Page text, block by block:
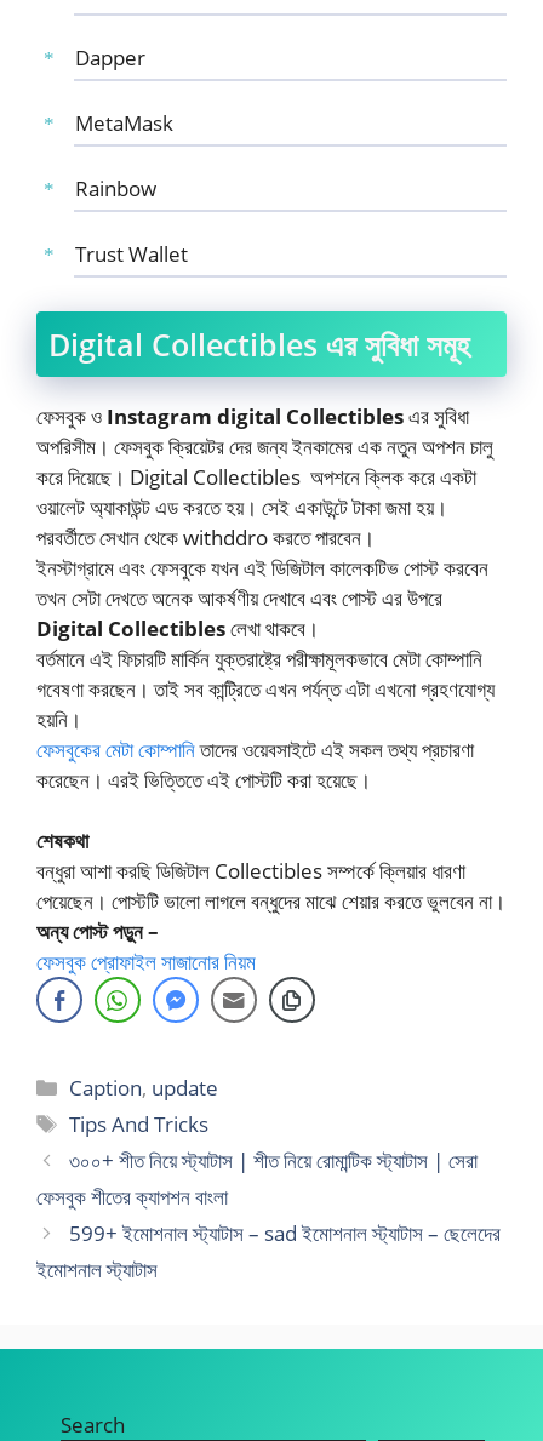
Dapper
MetaMask
Rainbow
Trust Wallet
Digital Collectibles এর সুবিধা সমূহ
ফেসবুক ও Instagram digital Collectiblesএর সুবিধা
অপরিসীম। ফেসবুক ক্রিয়েটর দের জন্য ইনকামের এক নতুন অপশন চালু
করে দিয়েছে। Digital Collectibles অপশনে ক্লিক করে একটা
ওয়ালেট অ্যাকাউন্ট এড করতে হয়। সেই একাউন্টে টাকা জমা হয়।
পরবর্তীতে সেখান থেকে withddro করতে পারবেন।
ইনস্টাগ্রামে এবং ফেসবুকে যখন এই ডিজিটাল কালেকটিভ পোস্ট করবেন
তখন সেটা দেখতে অনেক আকর্ষণীয় দেখাবে এবং পোস্ট এর উপরে
Digital Collectiblesলেখা থাকবে।
বর্তমানে এই ফিচারটি মার্কিন যুক্তরাষ্ট্রে পরীক্ষামূলকভাবে মেটা কোম্পানি
গবেষণা করছেন। তাই সব কান্ট্রিতে এখন পর্যন্ত এটা এখনো গ্রহণযোগ্য
হয়নি।
ফেসবুকের মেটা কোম্পানিতাদের ওয়েবসাইটে এই সকল তথ্য প্রচারণা
করেছেন। এরই ভিত্তিতে এই পোস্টটি করা হয়েছে।
শেষকথা
বন্ধুরা আশা করছি ডিজিটাল Collectibles সম্পর্কে ক্লিয়ার ধারণা
পেয়েছেন। পোস্টটি ভালো লাগলে বন্ধুদের মাঝে শেয়ার করতে ভুলবেন না।
অন্য পোস্ট পড়ুন –
ফেসবুক প্রোফাইল সাজানোর নিয়ম
Categories
Caption, update
Tags
Tips And Tricks
৩০০+ শীত নিয়ে স্ট্যাটাস | শীত নিয়ে রোমান্টিক স্ট্যাটাস | সেরা
ফেসবুক শীতের ক্যাপশন বাংলা
599+ ইমোশনাল স্ট্যাটাস – sad ইমোশনাল স্ট্যাটাস – ছেলেদের
ইমোশনাল স্ট্যাটাস
Search